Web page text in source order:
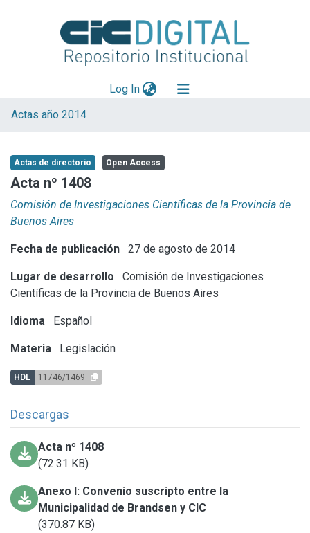
Log In(current)
Explorar
Aportar material
Statistics
Actas año 2014
Actas de directorio Open Access
Acta nº 1408
Comisión de Investigaciones Científicas de la Provincia de
Buenos Aires
Fecha de publicación 27 de agosto de 2014
Lugar de desarrollo
Comisión de Investigaciones
Científicas de la Provincia de Buenos Aires
Idioma Español
Materia Legislación
HDL 11746/1469
Descargas
Acta nº 1408
(72.31 KB)
Anexo I: Convenio suscripto entre la
Municipalidad de Brandsen y CIC
(370.87 KB)